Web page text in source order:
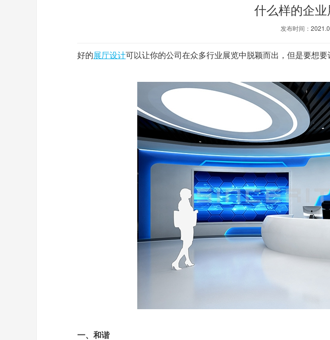
什么样的企
发布时间：
好的展厅设计可以让你的公司在众多行业展览中脱颖而出，但是要想
一、和谐